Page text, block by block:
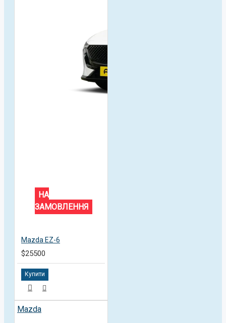
НА
ЗАМОВЛЕННЯ
Mazda EZ-6
$25500
Купити
Mazda